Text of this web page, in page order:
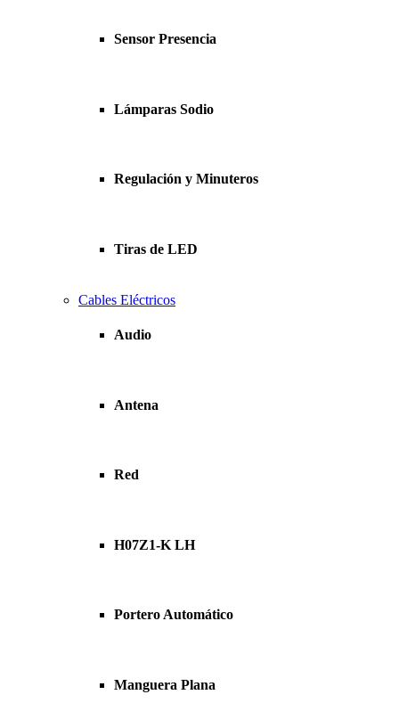
Sensor Presencia
Lámparas Sodio
Regulación y Minuteros
Tiras de LED
Cables Eléctricos
Audio
Antena
Red
H07Z1-K LH
Portero Automático
Manguera Plana